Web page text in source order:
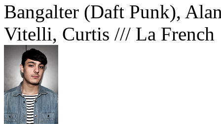
Bangalter (Daft Punk),
Vitelli, Curtis /// La French